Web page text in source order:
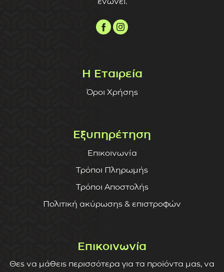
Η Εταιρεία
Όροι Χρήσης
Εξυπηρέτηση
Επικοινωνία
Τρόποι Πληρωμής
Τρόποι Αποστολής
Πολιτική ακύρωσης & επιστροφών
Επικοινωνία
Θες να μάθεις περισσότερα για τα προϊόντα μας, να